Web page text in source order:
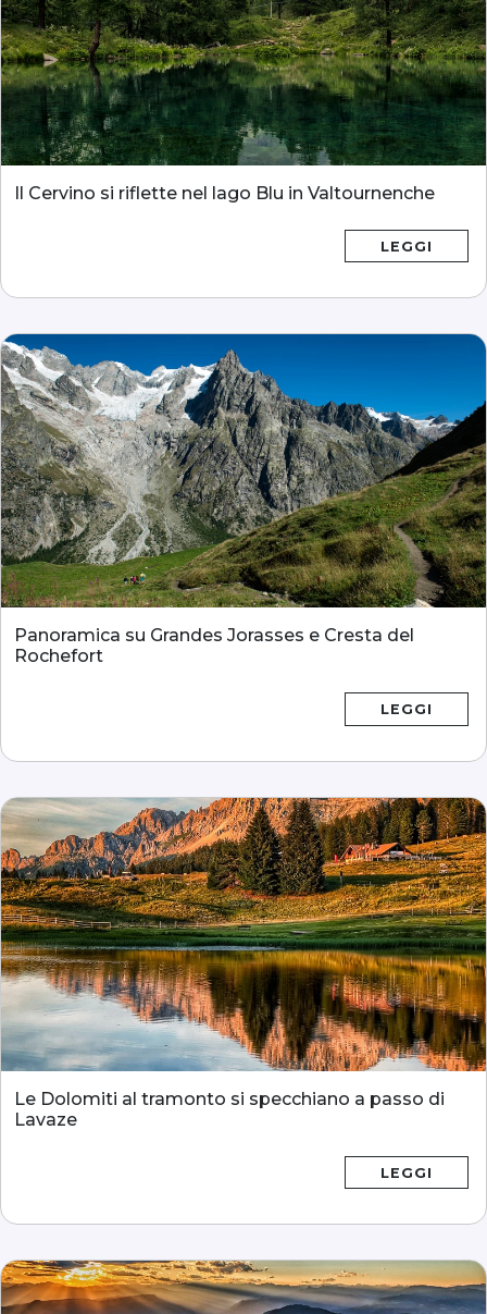
Il Cervino si riflette nel lago Blu in Valtournenche
LEGGI
Panoramica su Grandes Jorasses e Cresta del
Rochefort
LEGGI
Le Dolomiti al tramonto si specchiano a passo di
Lavaze
LEGGI